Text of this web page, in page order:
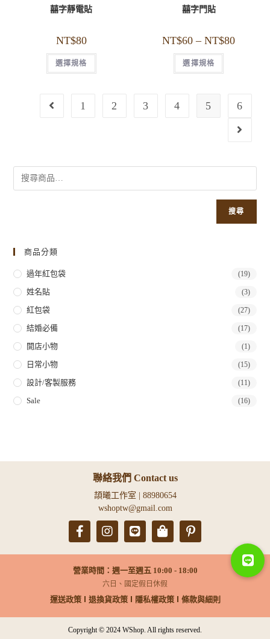
囍字靜電貼
NT$80
選擇規格
囍字門貼
NT$60 –NT$80
選擇規格
1 2 3 4 5 6
搜尋
商品分類
過年紅包袋 (19)
姓名貼 (3)
紅包袋 (27)
結婚必備 (17)
開店小物 (1)
日常小物 (15)
設計/客製服務 (11)
Sale (16)
聯絡我們 Contact us
頡曦工作室 | 88980654
wshoptw@gmail.com
營業時間：週一至週五 10:00 - 18:00
六日、國定假日休假
運送政策 退換貨政策 隱私權政策 條款與細則
Copyright © 2024 WShop. All rights reserved.